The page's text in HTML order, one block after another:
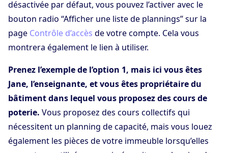
désactivée par défaut, vous pouvez l’activer avec le
bouton radio “Afficher une liste de plannings” sur la
page Contrôle d’accès de votre compte. Cela vous
montrera également le lien à utiliser.
Prenez l’exemple de l’option 1, mais ici vous êtes
Jane, l’enseignante, et vous êtes propriétaire du
bâtiment dans lequel vous proposez des cours de
poterie. Vous proposez des cours collectifs qui
nécessitent un planning de capacité, mais vous louez
également les pièces de votre immeuble lorsqu’elles